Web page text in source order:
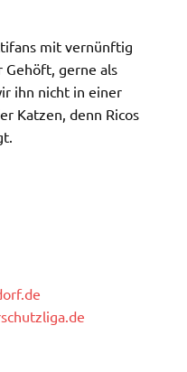
mit vernünftig
Gehöft, gerne als
ihn nicht in einer
Katzen, denn Ricos